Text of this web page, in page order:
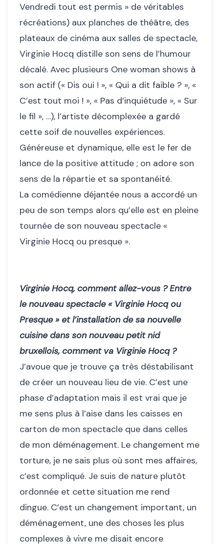
Vendredi tout est permis » de véritables
récréations) aux planches de théâtre, des
plateaux de cinéma aux salles de spectacle,
Virginie Hocq distille son sens de l’humour
décalé. Avec plusieurs One woman shows à
son actif (« Dis oui ! », « Qui a dit faible ? », «
C’est tout moi ! », « Pas d’inquiétude », « Sur
le fil », …), l’artiste décomplexée a gardé
cette soif de nouvelles expériences.
Généreuse et dynamique, elle est le fer de
lance de la positive attitude ; on adore son
sens de la répartie et sa spontanéité.
La comédienne déjantée nous a accordé un
peu de son temps alors qu’elle est en pleine
tournée de son nouveau spectacle «
Virginie Hocq ou presque ».
Virginie Hocq, comment allez-vous ? Entre
le nouveau spectacle « Virginie Hocq ou
Presque » et l’installation de sa nouvelle
cuisine dans son nouveau petit nid
bruxellois, comment va Virginie Hocq ?
J’avoue que je trouve ça très déstabilisant
de créer un nouveau lieu de vie. C’est une
phase d’adaptation mais il est vrai que je
me sens plus à l’aise dans les caisses en
carton de mon spectacle que dans celles
de mon déménagement. Le changement me
torture, je ne sais plus où sont mes affaires,
c’est compliqué. Je suis de nature plutôt
ordonnée et cette situation me rend
dingue. C’est un changement important, un
déménagement, une des choses les plus
complexes à vivre me disait encore